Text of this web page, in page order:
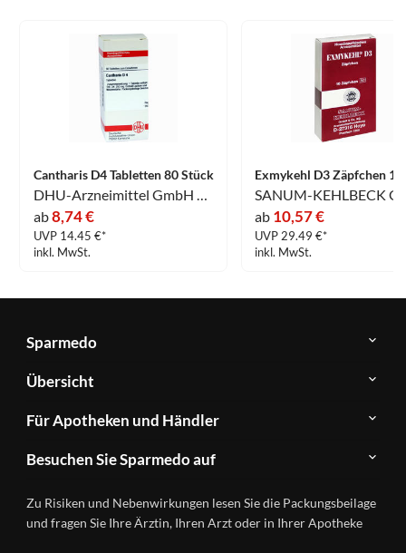
Cantharis D4 Tabletten 80 Stück
DHU-Arzneimittel GmbH & Co. KG
ab8,74 €
UVP 14.45 €*
inkl. MwSt.
ab 10,57 €
UVP 29.49 €*
inkl. MwSt.
Sparmedo
Über
Sparmedo
FAQ
Kontakt
Datenschutz
Nutzungsbedingungen
Übersicht
Herstellerverzeichnis
Produkte
A-
Ratgeber
Wirkstoffe
Für Apotheken und Händler
&
Händlerlogin
Besuchen Sie Sparmedo auf
Instagram
Zu Risiken und Nebenwirkungen lesen Sie die Packungsbeilage
und fragen Sie Ihre Ärztin, Ihren Arzt oder in Ihrer Apotheke